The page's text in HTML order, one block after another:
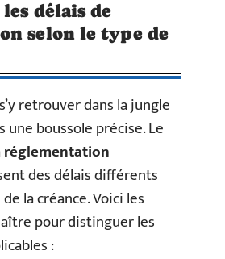
délais de
selon le type de
retrouver dans la jungle
une boussole précise. Le
réglementation
des délais différents
la créance. Voici les
pour distinguer les
: